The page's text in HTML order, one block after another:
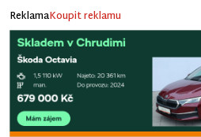
ReklamaKoupit reklamu